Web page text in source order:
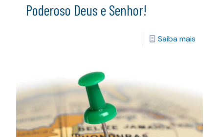
Poderoso Deus e Senhor!
Saiba mais